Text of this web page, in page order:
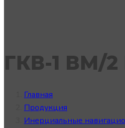
ГКВ-1 ВМ/
Главная
Продукция
Инерциальные